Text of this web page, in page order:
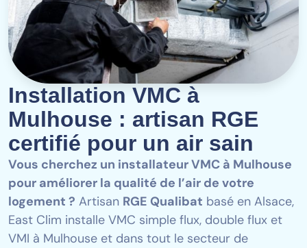
Installation VMC à
Mulhouse : artisan RGE
certifié pour un air sain
Vous cherchez un installateur VMC à Mulhouse
pour améliorer la qualité de l’air de votre
logement ? Artisan RGE Qualibat basé en Alsace,
East Clim installe VMC simple flux, double flux et
VMI à Mulhouse et dans tout le secteur de